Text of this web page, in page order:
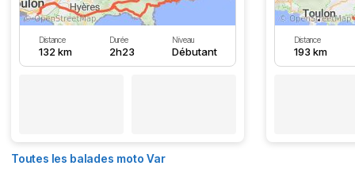
Distance
132 km
Durée
2h23
Niveau
Débutant
Distance
193 km
Toutes les balades moto Var